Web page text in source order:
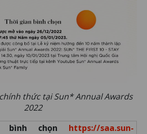
thức tại Sun* Annual Awards
2022
bình chọn https://saa.sun-